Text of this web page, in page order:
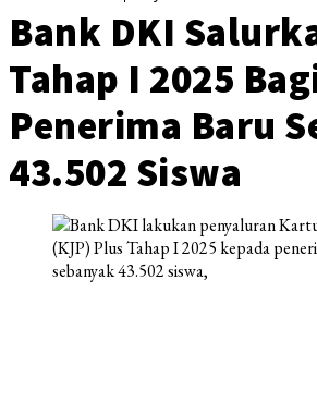
Bank DKI
Tahap I 2025
Penerima Baru
43.502 Siswa